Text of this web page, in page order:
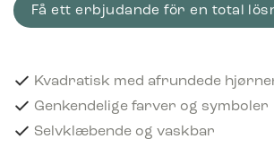
Få ett erbjudande för en total
Kvadratisk med afrundede
Genkendelige farver og symboler
Selvklæbende og vaskbar